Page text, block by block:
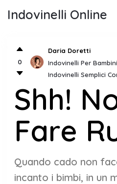
Indovinelli Online
0
Daria Doretti
Indovinelli Per
Indovinelli Semplici
Shh!
Fare
Quando cado non
incanto i bimbi, in un